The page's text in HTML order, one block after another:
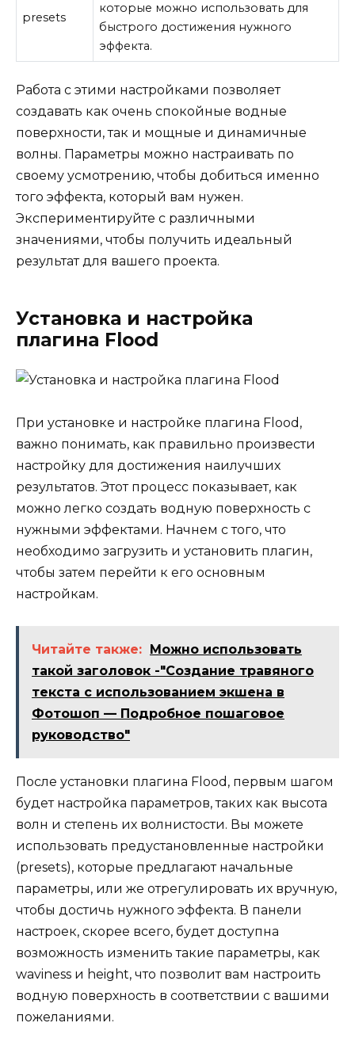
presets
которые можно использовать для
быстрого достижения нужного
эффекта.
Работа с этими настройками позволяет
создавать как очень спокойные водные
поверхности, так и мощные и динамичные
волны. Параметры можно настраивать по
своему усмотрению, чтобы добиться именно
того эффекта, который вам нужен.
Экспериментируйте с различными
значениями, чтобы получить идеальный
результат для вашего проекта.
Установка и настройка
плагина Flood
При установке и настройке плагина Flood,
важно понимать, как правильно произвести
настройку для достижения наилучших
результатов. Этот процесс показывает, как
можно легко создать водную поверхность с
нужными эффектами. Начнем с того, что
необходимо загрузить и установить плагин,
чтобы затем перейти к его основным
настройкам.
Читайте также:
Можно использовать
такой заголовок -"Создание травяного
текста с использованием экшена в
Фотошоп — Подробное пошаговое
руководство"
После установки плагина Flood, первым шагом
будет настройка параметров, таких как высота
волн и степень их волнистости. Вы можете
использовать предустановленные настройки
(presets), которые предлагают начальные
параметры, или же отрегулировать их вручную,
чтобы достичь нужного эффекта. В панели
настроек, скорее всего, будет доступна
возможность изменить такие параметры, как
waviness и height, что позволит вам настроить
водную поверхность в соответствии с вашими
пожеланиями.